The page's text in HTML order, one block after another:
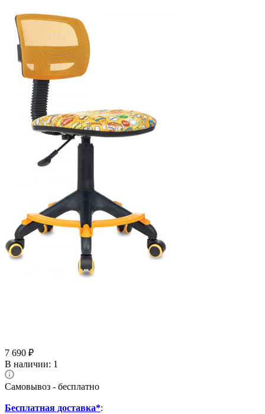
7 690 ₽
В наличии: 1
Самовывоз - бесплатно
Бесплатная доставка*: